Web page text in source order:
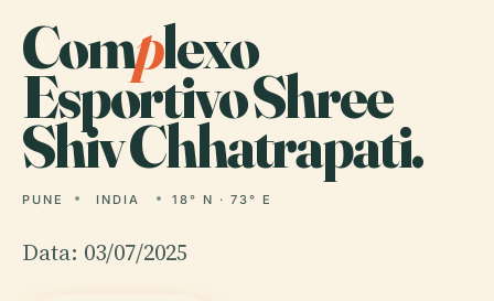
Complexo
Esportivo Shree
Shiv Chhatrapati.
PUNE INDIA 18° N · 73° E
Data: 03/07/2025